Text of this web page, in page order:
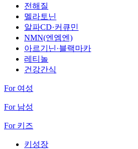
전해질
멜라토닌
알파CD·커큐민
NMN(엔엠엔)
아르기닌·블랙마카
레티놀
건강간식
For 여성
For 남성
For 키즈
키성장